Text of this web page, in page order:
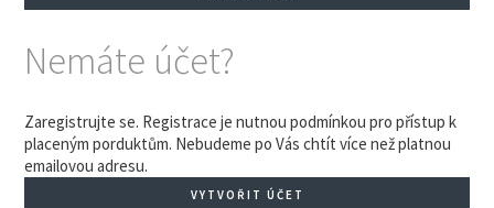
Nemáte účet?
Zaregistrujte se. Registrace je nutnou podmínkou pro přístup k
placeným porduktům. Nebudeme po Vás chtít více než platnou
emailovou adresu.
VYTVOŘIT ÚČET